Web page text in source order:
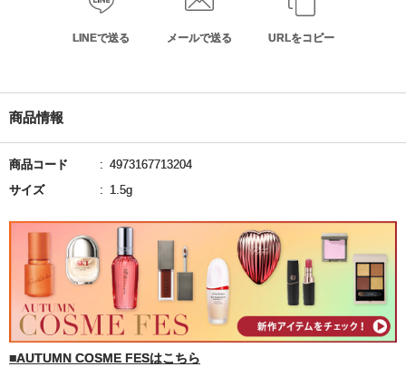
LINEで送る メールで送る URLをコピー
商品情報
商品コード
4973167713204
サイズ
1.5g
■AUTUMN COSME FESはこちら